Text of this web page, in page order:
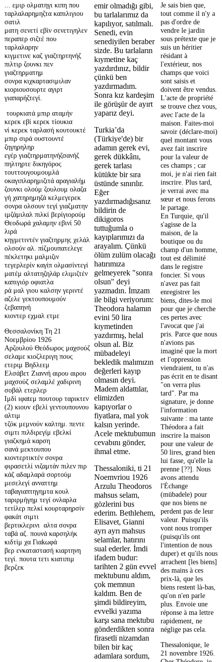
... εμιρ ολματηγι κιπη που
ταρλαλαρημηζτα καπιλιγιου
σατιλ
ματη σενετί εβίν σενετιγηλεν
περαπερ σιζτέ που
ταρλαλαρην
κιγμετινε καζ γιαζτηρτηνήζ
πιλτιρ ζουνκι πεν
γιαζτηρματημ
σονρα κιχκαρτασιμιλαν
κιοριουσουρτε αγιρτ
γιαπαρήζτεγί.
τουρκιατά μπιρ αταμήν
κερεκ εβί κερεκ τίουκια
νί κερεκ ταρλασή κουτουκτέ
μπιρ σιρά ουστουντέ
ζηγηρηληρ
εγέρ γιαζτηρματηνήζσανήζ
πηλτηρτε δικηγόρος
τουττουγουμουμλά
οκαγιπλαρημιζιτά αραγιαλήμ
ζουνκι ολούμ ζουλουμ ολαζα
γή χατηρημηζά κελμεγερεκ
σονρα ολσουν τεγί γιαζματην
ιμζάμιλαλ πιλκί βερίγιορούμ
Θεοδωρά χαλαμην εβινί 50
λιρά
κηγμετιντέν γιαζτηρμης χελάλ
ολσούν αλ. πίζμουπατελεγε
πέκλετηκι μαλμιζιν
τεγερλερίν καγίπ ολμασίντεγί
ματέμ αλτατηζηλάρ ελιμιζτέν
καπιγιόρ οφιατλα
ρά μαλ γιου καλσην γεριντέ
αζελε γεκτουπουμούν
ζεβαπηνή
κιοντερ εχμαλ ετμε
Θεσσαλονίκη Τη 21
Νοεμβρίου 1926
Αρζουλού Θεόδωρος μαχσούζ
σελαμε κιοζλεριγη πους
ετεριμ Βηδλεεμ
Ελσάβετ Ζιαννή αιρου αιρου
μαχσούζ σελαμλέ χαδιρινη
σοβάλ ετερλερ
Ιμδί ιφαtεμ πουτουρ ταρικτεν
(2) κιουv εβελί γεντουπουνου
αλτιμ
τζόκ μεμνούν καλτημ. πεντε
σιμτι πιλδιρεγίμ εβελκί
γιαζκημά καρση
σανά μεκτουπου
κιοντερτικτέν σονρα
φιρασετλί νιζαμτάν πιλεν πιρ
κάζ αδαμλαρά σορτούμ
μεσελεγί ανναττημ
ταβαγιαπτηγημτα κουλ
ταριρμήγημ τεγί ονλαρλα
τετίλερ πελκί κουρταρηρσίν
φακάτ σιμτι
βερτικλερινι αλτα σονρα
ταβά αζ. πουνά καρσηλήκ
κιδτίμ χα Γιαkωφά
βερ ενκαταστασή κιαρτηνη
τεγί. πουτα τετι κιατιπιμ
βερζεκ
emir olmadığı gibi,
bu tarlalarımız da
kapılıyor, satılmalı.
Senedi, evin
senediyilen beraber
sizde. Bu tarlaların
kıymetine kaç
yazdırdınız, bildir
çünkü ben
yazdırmadım.
Sonra kız kardeşim
ile görüşür de ayırt
yaparız deyi.
Turkia’da
(Türkiye'de) bir
adamın gerek evi,
gerek dükkânı,
gerek tarlası
kütükte bir sıra
üstünde sınırılır.
Eğer
yazdırmadığısanız
bildirin de
dikigoros
tuttuğumla o
kayıplarımızı da
arayalım. Çünkü
ölüm zulüm olacağı
hatırımıza
gelmeyerek "sonra
olsun" deyi
yazmadın. İmzam
ile bilgi veriyorum:
Theodora halamın
evini 50 lira
kıymetinden
yazdırmış, helal
olsun al. Biz
mübadeleyi
bekledik malımızın
değerleri kayıp
olmasın deyi.
Madem aldattılar,
elimizden
kapıyorlar o
fiyatlara, mal yok
kalsın yerinde.
Acele mektubumun
cevabını gönder,
ihmal etme.
Thessaloniki, ti 21
Noemvriou 1926
Arzulu Theodoros
mahsus selam,
gözlerini bus
ederim. Bethlehem,
Elisavet, Gianni
ayrı ayrı mahsus
selamlar, hatırını
sual ederler. İmdi
ifadem budur:
tarihten 2 gün evvel
mektubunu aldım,
çok memnun
kaldım. Ben de
şimdi bildireyim,
evvelki yazıma
karşı sana mektubu
gönderdikten sonra
firasetli nizamdan
bilen bir kaç
adamlara sordum,
Je sais bien que,
tout comme il n'y a
pas d'ordre de
vendre le jardin
sous prétexte que je
suis un héritier
résidant à
l'extérieur, nos
champs que voici
sont saisis et
doivent être vendus.
L'acte de propriété
se trouve chez vous,
avec l'acte de la
maison. Faites-moi
savoir (déclare-moi)
quel montant vous
avez fait inscrire
pour la valeur de
ces champs ; car
moi, je n'ai rien fait
inscrire. Plus tard,
je verrai avec ma
sœur et nous ferons
le partage.
En Turquie, qu'il
s'agisse de la
maison, de la
boutique ou du
champ d'un homme,
tout est délimité
dans le registre
foncier. Si vous
n'avez pas fait
enregistrer les
biens, dites-le moi
pour que je cherche
ces pertes avec
l'avocat que j'ai
pris. Parce que nous
n'avions pas
imaginé que la mort
et l'oppression
viendraient, tu n'as
pas écrit en te disant
"on verra plus
tard". Par ma
signature, je donne
l'information
suivante : ma tante
Théodora a fait
inscrire la maison
pour une valeur de
50 lires, grand bien
lui fasse, qu'elle la
prenne [??]. Nous
avons attendu
l'Échange
(mübadele) pour
que nos biens ne
perdent pas de leur
valeur. Puisqu'ils
vont nous tromper
(puisqu'ils ont
l'intention de nous
duper) et qu'ils nous
arrachent [les biens]
des mains à ces
prix-là, que les
biens restent là-bas,
qu'on n'en parle
plus. Envoie une
réponse à ma lettre
rapidement, ne
néglige pas cela.
Thessalonique, le
21 novembre 1926.